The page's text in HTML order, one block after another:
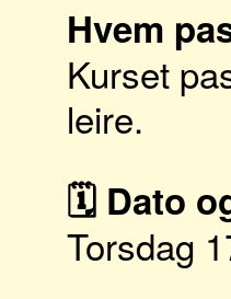
Hvem
Kurset
leire.
🗓 Dato
Torsdag